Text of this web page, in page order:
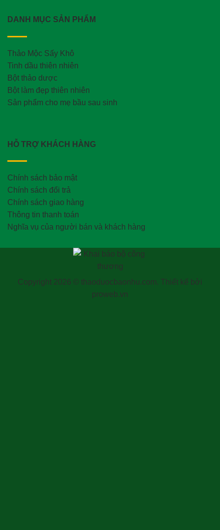
DANH MỤC SẢN PHẨM
Thảo Mộc Sấy Khô
Tinh dầu thiên nhiên
Bột thảo dược
Bột làm đẹp thiên nhiên
Sản phẩm cho mẹ bầu sau sinh
HỖ TRỢ KHÁCH HÀNG
Chính sách bảo mật
Chính sách đổi trả
Chính sách giao hàng
Thông tin thanh toán
Nghĩa vụ của người bán và khách hàng
Copyright 2026 © thaoduocbaonhu.com. Thiết kế bởi
proweb.vn